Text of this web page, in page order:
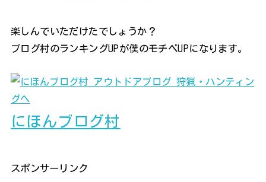
楽しんでいただけたでしょうか？
ブログ村のランキングUPが僕のモチベUPになります。
にほんブログ村
スポンサーリンク